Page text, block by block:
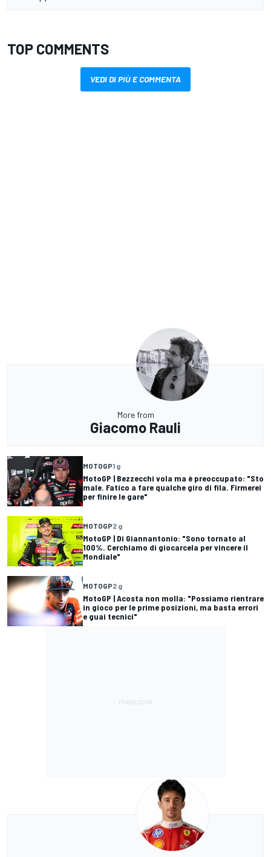
TOP COMMENTS
VEDI DI PIÙ E COMMENTA
More from
Giacomo Rauli
MOTOGP1 g
MotoGP | Bezzecchi vola ma è preoccupato: "Sto
male. Fatico a fare qualche giro di fila. Firmerei
per finire le gare"
MOTOGP2 g
MotoGP | Di Giannantonio: "Sono tornato al
100%. Cerchiamo di giocarcela per vincere il
Mondiale"
MOTOGP2 g
MotoGP | Acosta non molla: "Possiamo rientrare
in gioco per le prime posizioni, ma basta errori
e guai tecnici"